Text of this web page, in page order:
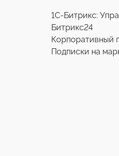
1С-Битрикс:
Битрикс24
Корпоративный
Подписки на